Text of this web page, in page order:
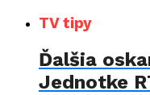
TV tipy
Ďalšia
Jednotke